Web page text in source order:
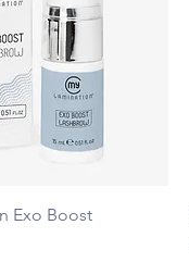
skats
Exo Boost